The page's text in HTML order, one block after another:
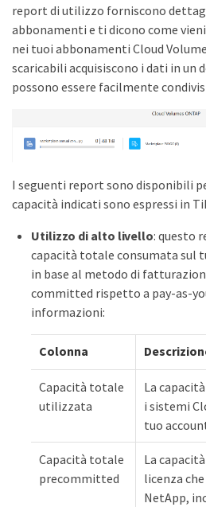
report di utilizzo forniscono
abbonamenti e ti dicono come
nei tuoi abbonamenti Cloud
scaricabili acquisiscono i dati in
possono essere facilmente
I seguenti report sono disponibili
capacità indicati sono espressi in
Utilizzo di alto livello: questo
capacità totale consumata sul
in base al metodo di
committed rispetto a pay-as-
informazioni:
Colonna
Capacità totale
utilizzata
La
i sistemi
tuo
Capacità totale
precommitted
La
licenza
NetApp,